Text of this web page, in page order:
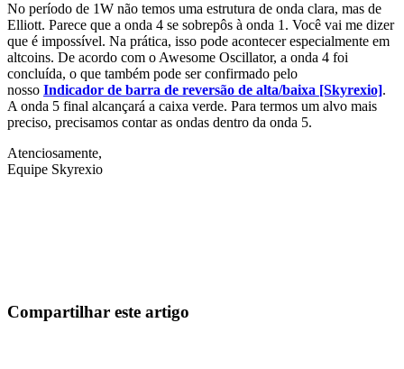
No período de 1W não temos uma estrutura de onda clara, mas de
Elliott. Parece que a onda 4 se sobrepôs à onda 1. Você vai me dizer
que é impossível. Na prática, isso pode acontecer especialmente em
altcoins. De acordo com o Awesome Oscillator, a onda 4 foi
concluída, o que também pode ser confirmado pelo
nosso Indicador de barra de reversão de alta/baixa [Skyrexio].
A onda 5 final alcançará a caixa verde. Para termos um alvo mais
preciso, precisamos contar as ondas dentro da onda 5.
Atenciosamente,
Equipe Skyrexio
Compartilhar este artigo